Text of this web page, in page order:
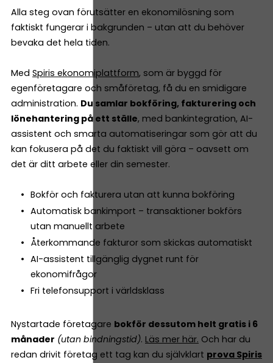
Alla steg ovan förutsätter en ekonomilösning som
faktiskt fungerar i bakgrunden – utan att du behöver
bevaka det hela tiden.
Med Spiris ekonomiplattform, som är byggd för
egenföretagare och småföretag, få du en smidigare
administration. Du samlar bokföring, fakturering och
lönehantering på ett ställe, med bankintegration, AI-
assistent och smarta automatiseringar som gör att du
kan fokusera på det du faktiskt vill göra – oavsett om
det är ditt arbete eller din semester.
Bokför och fakturera utan att kunna bokföring
Automatisk bankimport – transaktioner bokförs
utan manuellt arbete
Återkommande fakturor som skickas automatiskt
AI-assistent tillgänglig dygnet runt för
ekonomifrågor
Fri telefonsupport i världsklass
Nystartade företagare bokför dessutom helt gratis i 6
månader (utan bindningstid). Läs mer här. Och har du
redan drivit företag ett tag kan du självklart prova Spiris